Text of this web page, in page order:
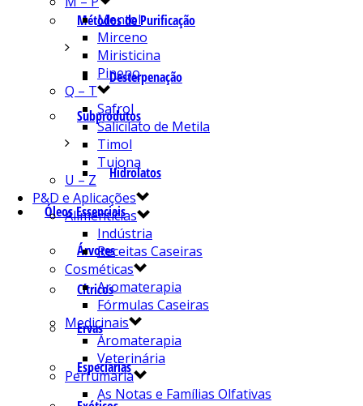
Métodos de Purificação
Desterpenação
Subprodutos
Hidrolatos
Óleos Essenciais
Árvores
Cítricos
Ervas
Especiarias
Mentol
Mirceno
Miristicina
Pineno
Q – T
Safrol
Salicilato de Metila
Timol
Tujona
U – Z
P&D e Aplicações
Alimentícias
Indústria
Receitas Caseiras
Cosméticas
Aromaterapia
Fórmulas Caseiras
Medicinais
Aromaterapia
Veterinária
Perfumaria
As Notas e Famílias Olfativas